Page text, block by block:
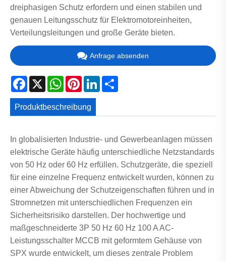
dreiphasigen Schutz erfordern und einen stabilen und
genauen Leitungsschutz für Elektromotoreinheiten,
Verteilungsleitungen und große Geräte bieten.
Anfrage absenden
Facebook
X WhatsApp
PinterestLinkedIn
Produktbeschreibung
In globalisierten Industrie- und Gewerbeanlagen müssen
elektrische Geräte häufig unterschiedliche Netzstandards
von 50 Hz oder 60 Hz erfüllen. Schutzgeräte, die speziell
für eine einzelne Frequenz entwickelt wurden, können zu
einer Abweichung der Schutzeigenschaften führen und in
Stromnetzen mit unterschiedlichen Frequenzen ein
Sicherheitsrisiko darstellen. Der hochwertige und
maßgeschneiderte 3P 50 Hz 60 Hz 100 A AC-
Leistungsschalter MCCB mit geformtem Gehäuse von
SPX wurde entwickelt, um dieses zentrale Problem